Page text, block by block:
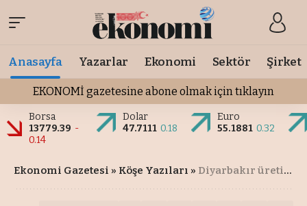
Anasayfa Yazarlar Ekonomi Sektör Şirket
EKONOMİ gazetesine abone olmak için tıklayın
Borsa
13779.39 -
0.14
Dolar
47.7111 0.18
Euro
55.1881 0.32
Ekonomi Gazetesi » Köşe Yazıları » Diyarbakır üretimde neden yeteri kadar markalaşamıyor?